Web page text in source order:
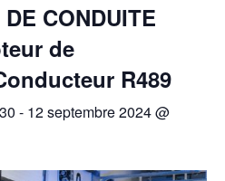
CONDUITE
de
R489
- 12 septembre 2024 @